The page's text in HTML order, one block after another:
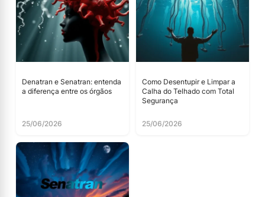
Denatran e Senatran: entenda
a diferença entre os órgãos
25/06/2026
Como Desentupir e Limpar a
Calha do Telhado com Total
Segurança
25/06/2026